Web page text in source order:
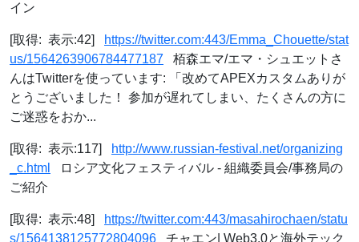
イン
[取得: 表示:42]
https://twitter.com:443/Emma_Chouette/stat
us/1564263906784477187 栢森エマ/エマ・シュエットさ
んはTwitterを使っています: 「改めてAPEXカスタムありが
とうございました！ 参加が遅れてしまい、たくさんの方に
ご迷惑をおか...
[取得: 表示:117]
http://www.russian-festival.net/organizing
_c.html
ロシア文化フェスティバル - 組織委員会/事務局の
ご紹介
[取得: 表示:48]
https://twitter.com:443/masahirochaen/statu
s/1564138125772804096 チャエン| Web3.0と海外テック